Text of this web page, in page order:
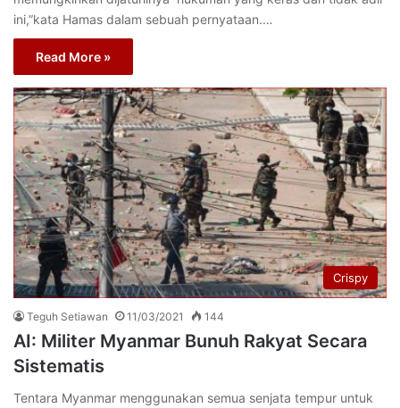
ini,”kata Hamas dalam sebuah pernyataan.…
Read More »
Crispy
Teguh Setiawan 11/03/2021 144
AI: Militer Myanmar Bunuh Rakyat Secara
Sistematis
Tentara Myanmar menggunakan semua senjata tempur untuk